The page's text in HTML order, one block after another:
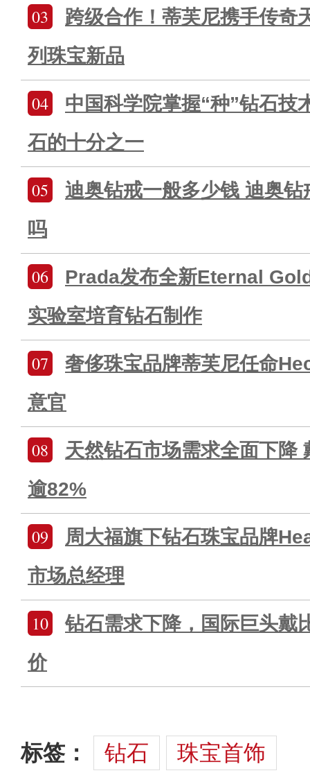
03
跨级合作！蒂芙尼携手传奇
列珠宝新品
04
中国科学院掌握“种”钻石技
石的十分之一
05
迪奥钻戒一般多少钱 迪奥
吗
06
Prada发布全新Eternal
实验室培育钻石制作
07
奢侈珠宝品牌蒂芙尼任命
意官
08
天然钻石市场需求全面下降
逾82%
09
周大福旗下钻石珠宝品牌
市场总经理
10
钻石需求下降，国际巨头戴
价
标签： 钻石 珠宝首饰